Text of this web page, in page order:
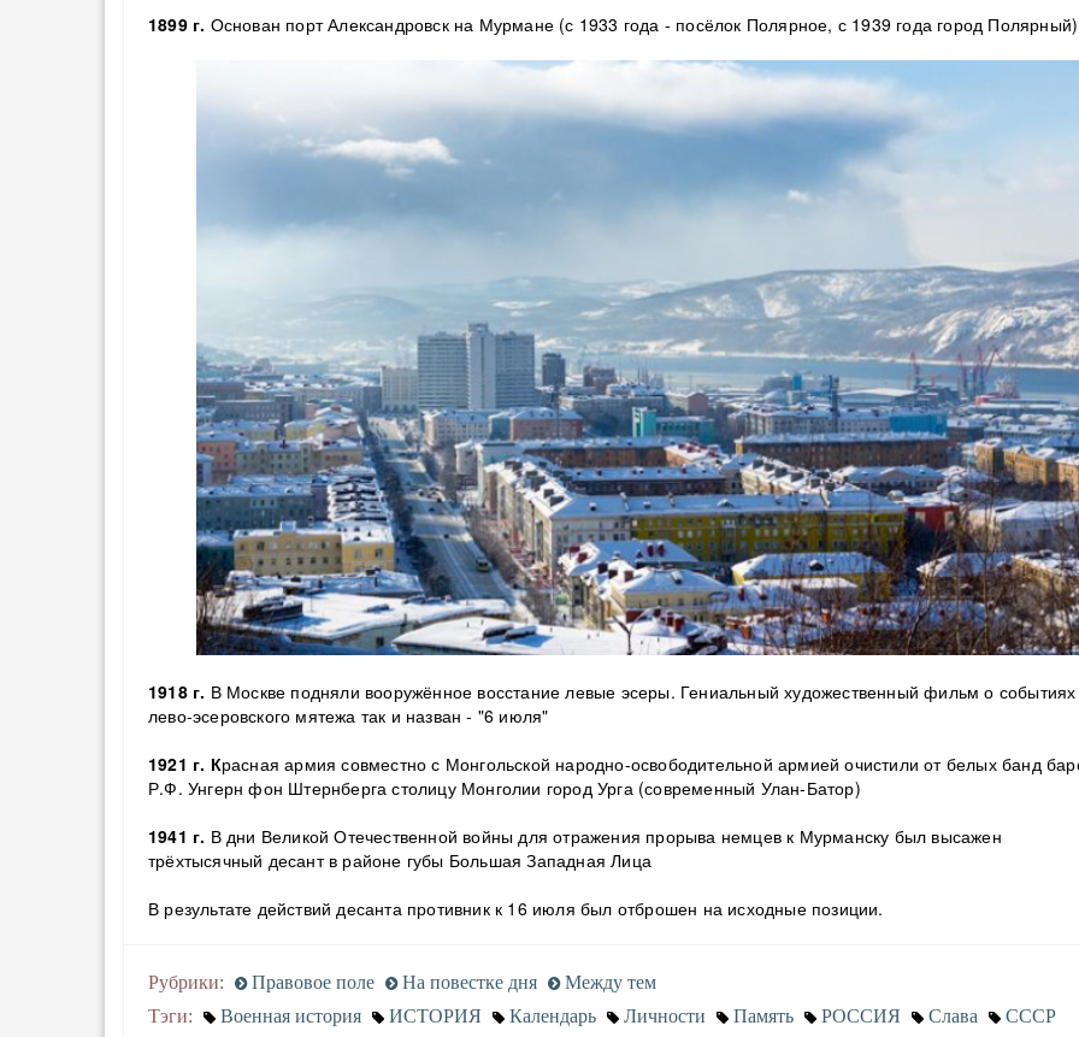
1899 г. Основан порт Александровск на Мурмане (с 1933 года - посёлок Полярное, с 1939 года город Полярный)
1918 г. В Москве подняли вооружённое восстание левые эсеры. Гениальный художественный фильм о событиях
лево-эсеровского мятежа так и назван - "6 июля"
1921 г. Красная армия совместно с Монгольской народно-освободительной армией очистили от белых банд
Р.Ф. Унгерн фон Штернберга столицу Монголии город Урга (современный Улан-Батор)
1941 г. В дни Великой Отечественной войны для отражения прорыва немцев к Мурманску был высажен
трёхтысячный десант в районе губы Большая Западная Лица
В результате действий десанта противник к 16 июля был отброшен на исходные позиции.
Рубрики: Правовое поле На повестке дня
Между тем
Тэги:
Военная история ИСТОРИЯ Календарь Личности Память РОССИЯ Слава СССР